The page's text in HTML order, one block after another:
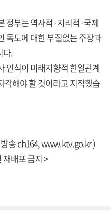
정부는 역사적·지리적·국제
독도에 대한 부질없는 주장과
다.
인식이 미래지향적 한일관계
각해야 할 것이라고 지적했습
송 ch164,www.ktv.go.kr)
배포 금지 >